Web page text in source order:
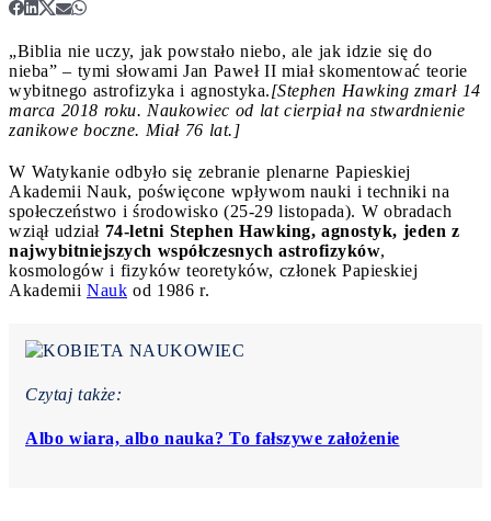
„Biblia nie uczy, jak powstało niebo, ale jak idzie się do
nieba” – tymi słowami Jan Paweł II miał skomentować teorie
wybitnego astrofizyka i agnostyka.[Stephen Hawking zmarł 14
marca 2018 roku. Naukowiec od lat cierpiał na stwardnienie
zanikowe boczne. Miał 76 lat.]
W Watykanie odbyło się zebranie plenarne Papieskiej
Akademii Nauk, poświęcone wpływom nauki i techniki na
społeczeństwo i środowisko (25-29 listopada). W obradach
wziął udział 74-letni Stephen Hawking, agnostyk, jeden z
najwybitniejszych współczesnych astrofizyków,
kosmologów i fizyków teoretyków, członek Papieskiej
Akademii Nauk od 1986 r.
Czytaj także:
Albo wiara, albo nauka? To fałszywe założenie